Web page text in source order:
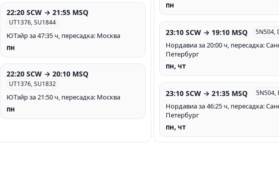
22:20 SCW → 21:55 MSQ
UT1376, SU1844
ЮТэйр за 47:35 ч, пересадка: Москва
пн
22:20 SCW → 20:10 MSQ
UT1376, SU1832
ЮТэйр за 21:50 ч, пересадка: Москва
пн
пн
23:10 SCW → 19:10 MSQ 5N504,
Нордавиа за 20:00 ч, пересадка:
Петербург
пн, чт
23:10 SCW → 21:35 MSQ 5N504,
Нордавиа за 46:25 ч, пересадка:
Петербург
пн, чт